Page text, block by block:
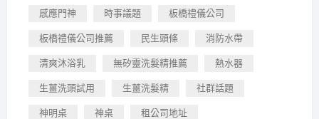
感應門神 時事議題 板橋禮儀公司
板橋禮儀公司推薦 民生頭條 消防水帶
清爽沐浴乳 無矽靈洗髮精推薦 熱水器
生薑洗頭試用 生薑洗髮精 社群話題
神明桌 神桌 租公司地址